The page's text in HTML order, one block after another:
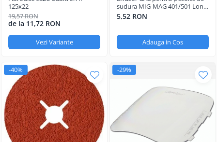
Oculara
Imbracaminte
125x22
19,57 RON
de la 11,72 RON
Vezi Variante
sudura MIG-MAG 401/501 Long
Life
5,52 RON
Adauga in Cos
-40% -29%